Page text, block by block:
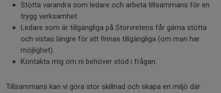
Stötta varandra som ledare och arbeta tillsammans för en
trygg verksamhet.
Ledare som är tillgängliga på Storvretens får gärna stötta
och vistas längre för att finnas tillgängliga (om man har
möjlighet).
Kontakta mig om ni behöver stöd i frågan.
Tillsammans kan vi göra stor skillnad och skapa en miljö där